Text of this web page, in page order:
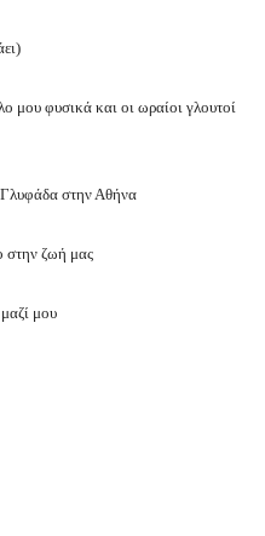
μου φυσικά και οι ωραίοι γλουτοί
στην Αθήνα
στην ζωή μας
μου